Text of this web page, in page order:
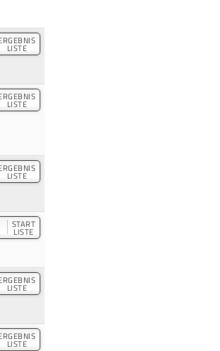
LISTE
LISTE
LISTE
START
LISTE
LISTE
LISTE